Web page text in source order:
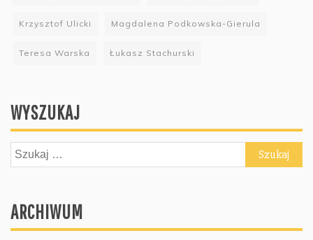
Krzysztof Ulicki Magdalena Podkowska-Gierula
Teresa Warska Łukasz Stachurski
WYSZUKAJ
Szukaj:
ARCHIWUM